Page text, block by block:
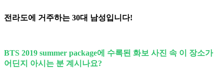
전라도에 거주하는 30대 남성입니다!
BTS 2019 summer package에 수록된 화보 사진 속 이 장소가
어딘지 아시는 분 계시나요?